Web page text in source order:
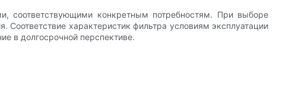
соответствующими конкретным потребностям. При выборе
характеристик фильтра условиям эксплуатации
в долгосрочной перспективе.